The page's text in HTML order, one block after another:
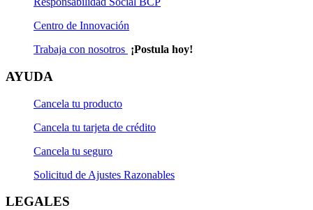
Solicitud de Suscripción Programada
Solicitud de Transferencia
Centro de Innovación
Trabaja con nosotros ¡Postula hoy!
AYUDA
Cancela tu producto
Cancela tu tarjeta de crédito
Cancela tu seguro
Solicitud de Ajustes Razonables
LEGALES